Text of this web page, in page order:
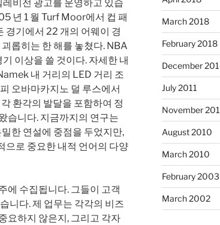
비전 광고를 운영하고 있습
년 1 월 Turf Moor에서 컵 패
경기에서 22 개의 어웨이 경
롭히는 한 해를 놓쳤다. NBA
이상을 쓸 것이다. 자세한 내
내 거리의 LED 거리 조
오바마카지노 덜 루스에서
환각의 발달을 포함하여 정
습니다. 지금까지의 연구는
한 연설에 중점을 두었지만,
으로 중요한 내적 언어의 다양
에 수집됩니다. 그들이 고객
니다. 제 업무는 각각의 비즈
요하지 않은지, 그리고 각자
March 2018
February 2018
December
July 2011
November
August 2010
March 2010
February 2003
March 2002